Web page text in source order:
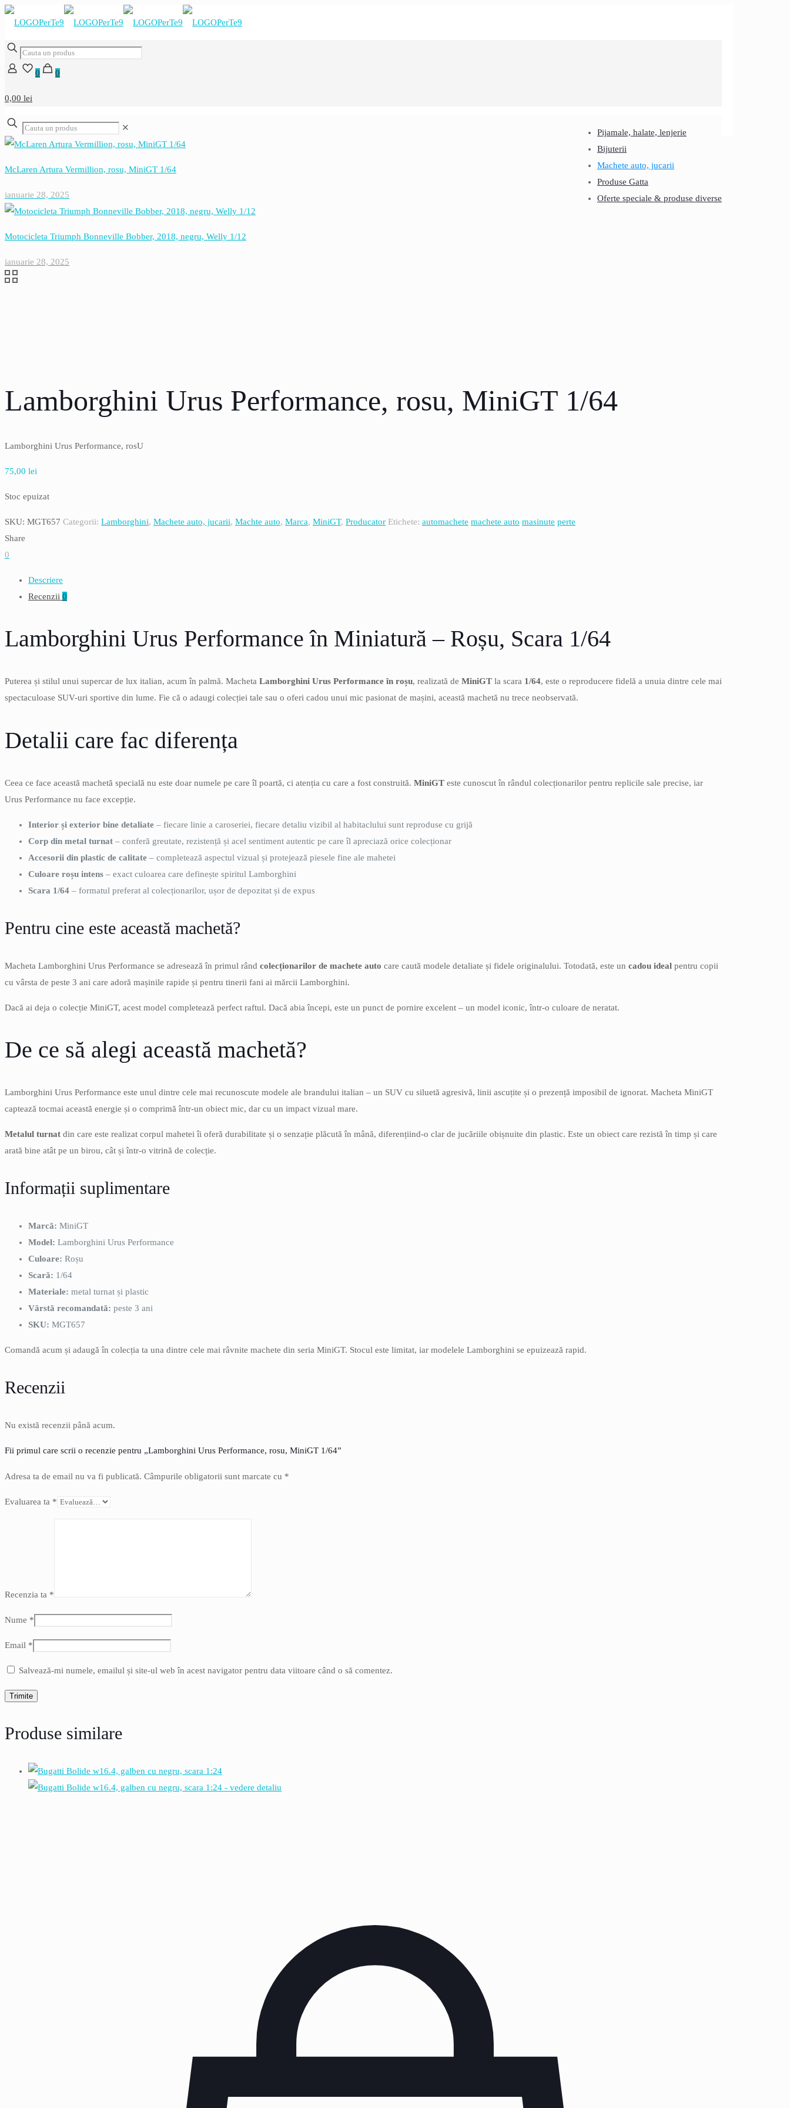
0 0
0,00 lei
Pijamale, halate, lenjerie
Bijuterii
Machete auto, jucarii
Produse Gatta
Oferte speciale & produse diverse
✕
McLaren Artura Vermillion, rosu, MiniGT 1/64
ianuarie 28, 2025
Motocicleta Triumph Bonneville Bobber, 2018, negru, Welly 1/12
ianuarie 28, 2025
Lamborghini Urus Performance, rosu, MiniGT 1/64
Lamborghini Urus Performance, rosU
75,00 lei
Stoc epuizat
SKU: MGT657 Categorii: Lamborghini, Machete auto, jucarii, Machte auto, Marca, MiniGT, Producator Etichete: automachete machete auto masinute perte
Share
0
Descriere
Recenzii 0
Lamborghini Urus Performance în Miniatură – Roșu, Scara 1/64
Puterea și stilul unui supercar de lux italian, acum în palmă. Macheta Lamborghini Urus Performance în roșu, realizată de MiniGT la scara 1/64, este o reproducere fidelă a unuia dintre cele mai
spectaculoase SUV-uri sportive din lume. Fie că o adaugi colecției tale sau o oferi cadou unui mic pasionat de mașini, această machetă nu trece neobservată.
Detalii care fac diferența
Ceea ce face această machetă specială nu este doar numele pe care îl poartă, ci atenția cu care a fost construită. MiniGT este cunoscut în rândul colecționarilor pentru replicile sale precise, iar
Urus Performance nu face excepție.
Interior și exterior bine detaliate – fiecare linie a caroseriei, fiecare detaliu vizibil al habitaclului sunt reproduse cu grijă
Corp din metal turnat – conferă greutate, rezistență și acel sentiment autentic pe care îl apreciază orice colecționar
Accesorii din plastic de calitate – completează aspectul vizual și protejează piesele fine ale mahetei
Culoare roșu intens – exact culoarea care definește spiritul Lamborghini
Scara 1/64 – formatul preferat al colecționarilor, ușor de depozitat și de expus
Pentru cine este această machetă?
Macheta Lamborghini Urus Performance se adresează în primul rând colecționarilor de machete auto care caută modele detaliate și fidele originalului. Totodată, este un cadou ideal pentru copii
cu vârsta de peste 3 ani care adoră mașinile rapide și pentru tinerii fani ai mărcii Lamborghini.
Dacă ai deja o colecție MiniGT, acest model completează perfect raftul. Dacă abia începi, este un punct de pornire excelent – un model iconic, într-o culoare de neratat.
De ce să alegi această machetă?
Lamborghini Urus Performance este unul dintre cele mai recunoscute modele ale brandului italian – un SUV cu siluetă agresivă, linii ascuțite și o prezență imposibil de ignorat. Macheta MiniGT
captează tocmai această energie și o comprimă într-un obiect mic, dar cu un impact vizual mare.
Metalul turnat din care este realizat corpul mahetei îi oferă durabilitate și o senzație plăcută în mână, diferențiind-o clar de jucăriile obișnuite din plastic. Este un obiect care rezistă în timp și care
arată bine atât pe un birou, cât și într-o vitrină de colecție.
Informații suplimentare
Marcă: MiniGT
Model: Lamborghini Urus Performance
Culoare: Roșu
Scară: 1/64
Materiale: metal turnat și plastic
Vârstă recomandată: peste 3 ani
SKU: MGT657
Comandă acum și adaugă în colecția ta una dintre cele mai râvnite machete din seria MiniGT. Stocul este limitat, iar modelele Lamborghini se epuizează rapid.
Recenzii
Nu există recenzii până acum.
Fii primul care scrii o recenzie pentru „Lamborghini Urus Performance, rosu, MiniGT 1/64”
Adresa ta de email nu va fi publicată. Câmpurile obligatorii sunt marcate cu *
Evaluarea ta *
Recenzia ta *
Nume *
Email *
Salvează-mi numele, emailul și site-ul web în acest navigator pentru data viitoare când o să comentez.
Produse similare